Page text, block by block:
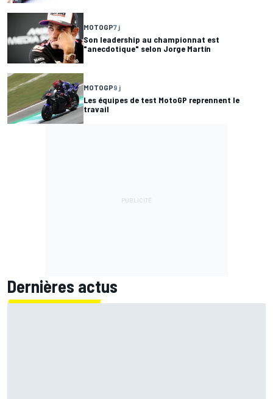
MOTOGP7 j
Son leadership au championnat est
"anecdotique" selon Jorge Martín
MOTOGP9 j
Les équipes de test MotoGP reprennent le
travail
Dernières actus